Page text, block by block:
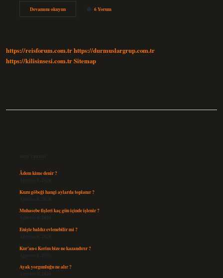
Devamını okuyunIçerik
Analizi
6 Yorum
https://reisforum.com.trhttps://durmuslargrup.com.tr
https://kilisinsesi.com.trSitemap
Son Yazılar
Âdem kime denir ?
Ağustos 9, 2026
Kuzu göbeği hangi aylarda toplanır ?
Ağustos 8, 2026
Muhasebe fişleri kaç gün içinde işlenir ?
Ağustos 8, 2026
Enişte baldız evlenebilir mi ?
Ağustos 6, 2026
Kur’an-ı Kerim bize ne kazandırır ?
Ağustos 6, 2026
Ayak yorgunluğu ne alır ?
Ağustos 5, 2026